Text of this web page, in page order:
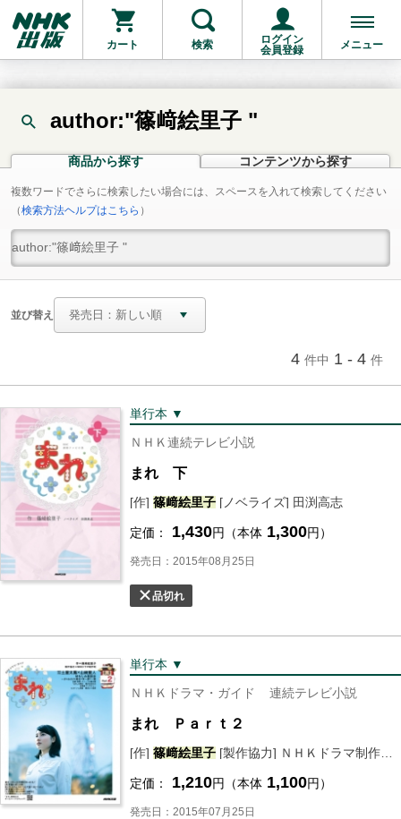
カート 検索
ログイン
会員登録
メニュー
author:"篠﨑絵里子 "
商品から探す コンテンツから探す
複数ワードでさらに検索したい場合には、スペースを入れて検索してください
（検索方法ヘルプはこちら ）
並び替え
4 件中 1 - 4 件
単行本 ▼
ＮＨＫ連続テレビ小説
まれ 下
[作] 篠﨑絵里子 [ノベライズ] 田渕高志
定価： 1,430円（本体 1,300円）
発売日：2015年08月25日
品切れ
単行本 ▼
ＮＨＫドラマ・ガイド
連続テレビ小説
まれ Ｐａｒｔ２
[作] 篠﨑絵里子 [製作協力] ＮＨＫドラマ制作班 [編] ＮＨＫ出版
定価： 1,210円（本体 1,100円）
発売日：2015年07月25日